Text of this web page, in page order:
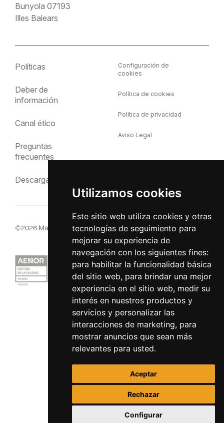
Utilizamos cookies
Este sitio web utiliza cookies y otras
tecnologías de seguimiento para
mejorar su experiencia de
navegación con los siguientes fines:
para habilitar la funcionalidad básica
del sitio web, para brindar una mejor
experiencia en el sitio web, medir su
interés en nuestros productos y
servicios y personalizar las
interacciones de marketing, para
mostrar anuncios que sean más
relevantes para usted.
Aceptar
Rechazar
Configurar
Bunyola 07193
Illes Balears
Políticas
Deber de
información
Canal ético
Preguntas
frecuentes
Descargas
Configuración de
cookies
Política de cookies
Política de privacidad
Aviso Legal
©2026 MacInsular.Derechos reservados.